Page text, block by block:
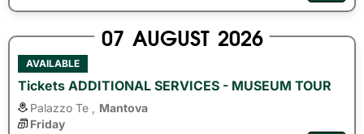
07 AUGUST 2026
AVAILABLE
Tickets ADDITIONAL SERVICES - MUSEUM TOUR
Palazzo Te ,
Mantova
Friday